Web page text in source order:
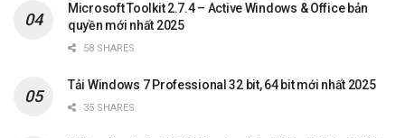
Microsoft Toolkit 2.7.4 – Active Windows & Office bản
quyền mới nhất 2025
58 SHARES
Tải Windows 7 Professional 32 bit, 64 bit mới nhất 2025
35 SHARES